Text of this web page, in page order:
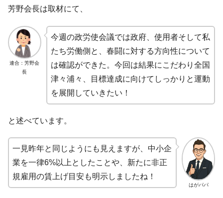
芳野会長は取材にて、
連合：芳野会
長
今週の政労使会議では政府、使用者そして私
たち労働側と、春闘に対する方向性について
は確認ができた。今回は結果にこだわり全国
津々浦々、目標達成に向けてしっかりと運動
を展開していきたい！
と述べています。
はがパパ
一見昨年と同じようにも見えますが、中小企
業を一律6%以上としたことや、新たに非正
規雇用の賃上げ目安も明示しましたね！